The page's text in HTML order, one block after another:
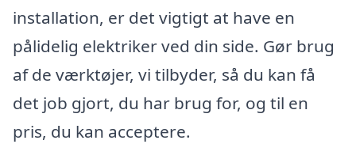
installation, er det vigtigt at have en
pålidelig elektriker ved din side. Gør brug
af de værktøjer, vi tilbyder, så du kan få
det job gjort, du har brug for, og til en
pris, du kan acceptere.